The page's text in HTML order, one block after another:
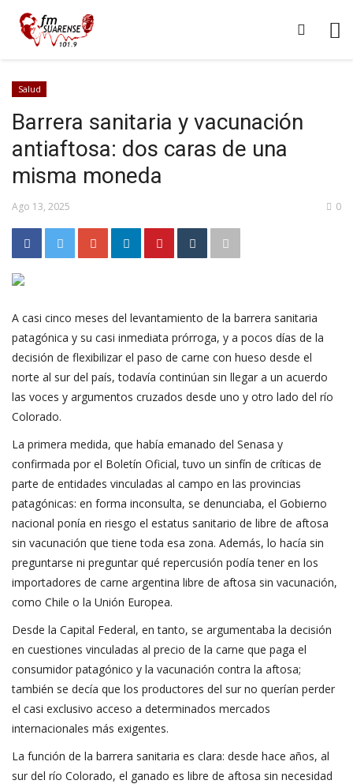
Salud
Barrera sanitaria y vacunación
antiaftosa: dos caras de una
misma moneda
Ago 13, 2025 0
A casi cinco meses del levantamiento de la barrera sanitaria
patagónica y su casi inmediata prórroga, y a pocos días de la
decisión de flexibilizar el paso de carne con hueso desde el
norte al sur del país, todavía continúan sin llegar a un acuerdo
las voces y argumentos cruzados desde uno y otro lado del río
Colorado.
La primera medida, que había emanado del Senasa y
confirmada por el Boletín Oficial, tuvo un sinfín de críticas de
parte de entidades vinculadas al campo en las provincias
patagónicas: en forma inconsulta, se denunciaba, el Gobierno
nacional ponía en riesgo el estatus sanitario de libre de aftosa
sin vacunación que tiene toda esa zona. Además, lo hacía sin
preguntarse ni preguntar qué repercusión podía tener en los
importadores de carne argentina libre de aftosa sin vacunación,
como Chile o la Unión Europea.
Desde la Capital Federal, en tanto, se argumentaba la decisión
en cuestiones vinculadas al precio de la carne que paga el
consumidor patagónico y la vacunación contra la aftosa;
también se decía que los productores del sur no querían perder
el casi exclusivo acceso a determinados mercados
internacionales más exigentes.
La función de la barrera sanitaria es clara: desde hace años, al
sur del río Colorado, el ganado es libre de aftosa sin necesidad